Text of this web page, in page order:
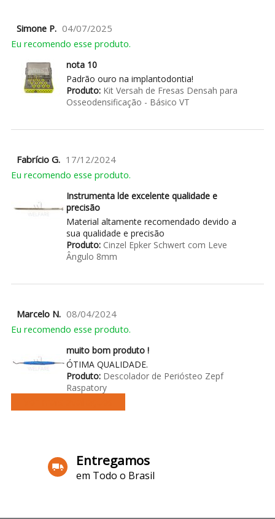
Simone P. 04/07/2025
Eu recomendo esse produto.
nota 10
Padrão ouro na implantodontia!
Produto:Kit Versah de Fresas Densah para
Osseodensificação - Básico VT
Fabrício G. 17/12/2024
Eu recomendo esse produto.
Instrumenta lde excelente qualidade e
precisão
Material altamente recomendado devido a
sua qualidade e precisão
Produto:Cinzel Epker Schwert com Leve
Ângulo 8mm
Marcelo N. 08/04/2024
Eu recomendo esse produto.
muito bom produto !
ÓTIMA QUALIDADE.
Produto:Descolador de Periósteo Zepf
Raspatory
Entregamos
em Todo o Brasil